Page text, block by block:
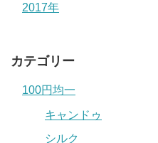
2017年
カテゴリー
100円均一
キャンドゥ
シルク